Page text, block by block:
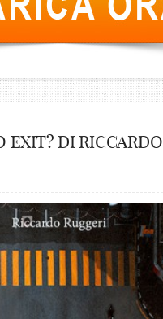
EXIT? DI RICCARDO